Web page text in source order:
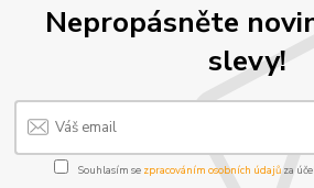
Nepropásněte
slevy!
Souhlasím se zpracováním osobních údajůza